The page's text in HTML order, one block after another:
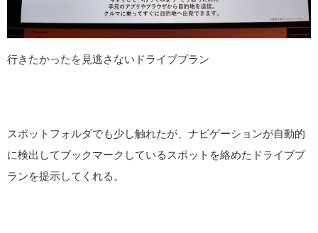
行きたかったを見逃さないドライブプラン
スポットフォルダでも少し触れたが、ナビゲーションが自動的
に検出してブックマークしているスポットを絡めたドライブプ
ランを提示してくれる。